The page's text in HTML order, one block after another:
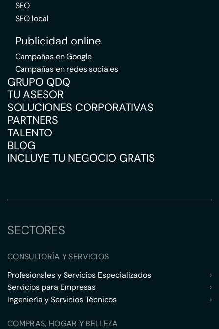
SEO
SEO local
Publicidad online
Campañas en Google
Campañas en redes sociales
GRUPO QDQ
TU ASESOR
SOLUCIONES CORPORATIVAS
PARTNERS
TALENTO
BLOG
INCLUYE TU NEGOCIO GRATIS
SECTORES
CONSULTORÍA Y SERVICIOS
Profesionales y Servicios Especializados
›
Servicios para Empresas
›
Ingeniería y Servicios Técnicos
›
COMPRAS, HOGAR Y BELLEZA